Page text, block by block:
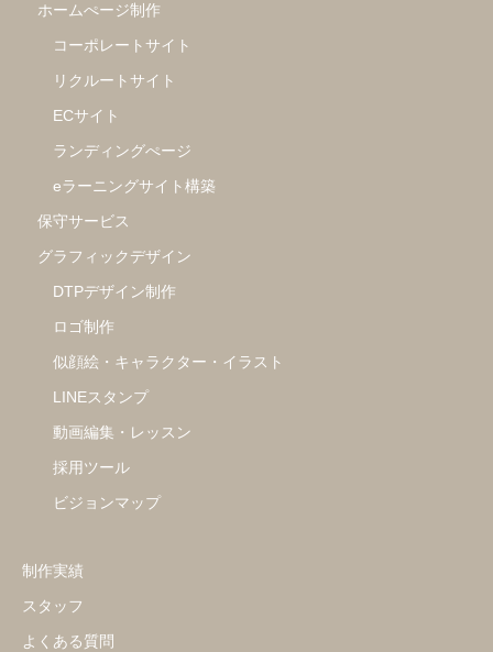
ホームぺージ制作
コーポレートサイト
リクルートサイト
ECサイト
ランディングぺージ
eラーニングサイト構築
保守サービス
グラフィックデザイン
DTPデザイン制作
ロゴ制作
似顔絵・キャラクター・イラスト
LINEスタンプ
動画編集・レッスン
採用ツール
ビジョンマップ
制作実績
スタッフ
よくある質問